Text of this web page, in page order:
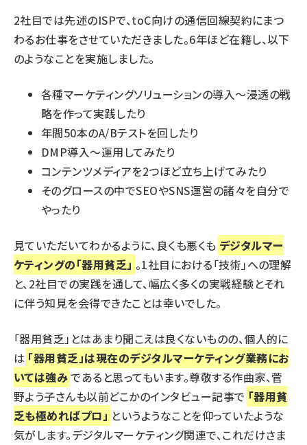
2社目では先述のISPで、toC向けの通信回線契約にまつ
わるお仕事をさせていただきました。6年ほど在籍し、以下
のようなことを実施しました。
各種マーケティングソリューションの導入～浸透の戦
略を作って実践したり
年間50本のA/Bテストを回したり
DMP導入～運用してみたり
コンテンツメディアを2つほど立ち上げてみたり
そのグロースの中でSEOやSNS運営の諸々を自分で
やったり
見ていただいてわかるように、良くも悪くも デジタルマー
ケティングの「器用貧乏」 。1社目における「技術」への理解
と、2社目での実践を通して、幅広く多くの実戦経験とそれ
に伴う知見を会得できたことは幸いでした。
「器用貧乏」とはあまり聞こえは良くないものの、個人的に
は 「器用貧乏」は現在のデジタルマーケティング業務にお
いては強みであると思ってもいます。尊敬する作曲家、菅
野よう子さんも以前どこかのインタビュー記事で 「器用貧
乏も極めればプロ」 というようなことを仰っていたような
気がします。デジタルマーケティング関連で、これだけさま